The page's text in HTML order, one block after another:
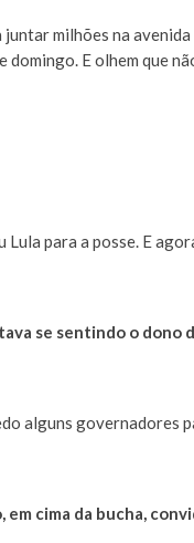
juntar milhões na
domingo. E olhem que
para a posse. E
se sentindo o dono
alguns governadores
em cima da bucha,